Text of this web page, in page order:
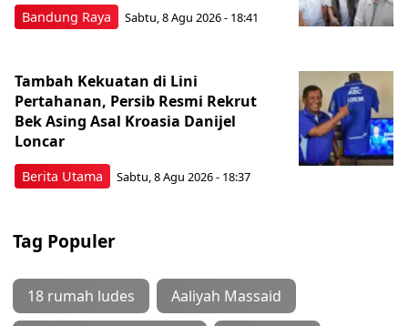
Bandung Raya Sabtu, 8 Agu 2026 - 18:41
Berita Utama
Tambah Kekuatan di Lini
Pertahanan, Persib Resmi Rekrut
Bek Asing Asal Kroasia Danijel
Loncar
Sabtu, 8 Agu 2026 - 18:37
Tag Populer
18 rumah ludes Aaliyah Massaid